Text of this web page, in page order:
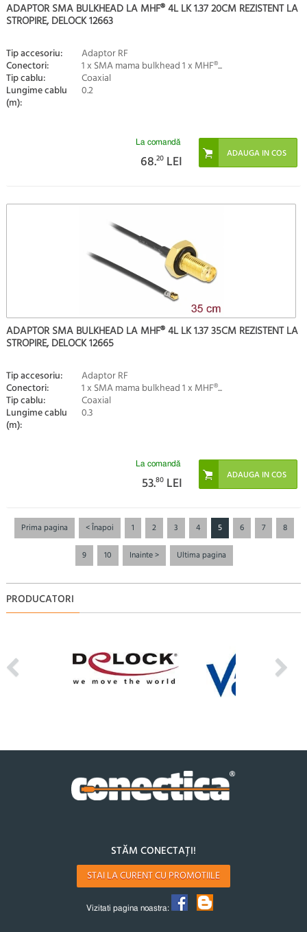
ADAPTOR SMA BULKHEAD LA MHF® 4L LK 1.37 20CM REZISTENT LA
STROPIRE, DELOCK 12663
Tip accesoriu: Adaptor RF
Conectori: 1 x SMA mama bulkhead 1 x MHF®...
Tip cablu: Coaxial
Lungime cablu
(m):
0.2
La comandă
68.20 LEI
ADAPTOR SMA BULKHEAD LA MHF® 4L LK 1.37 35CM REZISTENT LA
STROPIRE, DELOCK 12665
Tip accesoriu: Adaptor RF
Conectori: 1 x SMA mama bulkhead 1 x MHF®...
Tip cablu: Coaxial
Lungime cablu
(m):
0.3
La comandă
53.80 LEI
Prima pagina < Înapoi 1 2 3 4 5 6 7
8
9
10 Inainte > Ultima pagina
PRODUCATORI
STĂM CONECTAȚI!
STAI LA CURENT CU PROMOTIILE
Vizitati pagina noastra: